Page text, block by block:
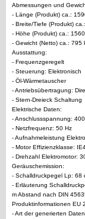
Abmessungen und
- Länge (Produkt) ca.:
- Breite/Tiefe (Produkt)
- Höhe (Produkt) ca.:
- Gewicht (Netto) ca.: 795
Ausstattung:
- Frequenzgeregelt
- Steuerung: Elektronisch
- Öl-Wärmetauscher
- Antriebsübertragung:
- Stern-Dreieck Schaltung
Elektrische Daten:
- Anschlussspannung:
- Netzfrequenz: 50 Hz
- Aufnahmeleistung
- Motor Effizienzklasse:
- Drehzahl Elektromotor:
Geräuschemission:
- Schalldruckpegel Lp: 68
- Erläuterung
m Abstand nach DIN
Produktinformationen EU
- Art der generierten